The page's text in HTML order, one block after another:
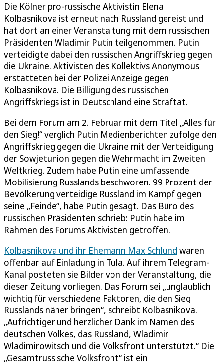
Die Kölner pro-russische Aktivistin Elena
Kolbasnikova ist erneut nach Russland gereist und
hat dort an einer Veranstaltung mit dem russischen
Präsidenten Wladimir Putin teilgenommen. Putin
verteidigte dabei den russischen Angriffskrieg gegen
die Ukraine. Aktivisten des Kollektivs Anonymous
erstatteten bei der Polizei Anzeige gegen
Kolbasnikova. Die Billigung des russischen
Angriffskriegs ist in Deutschland eine Straftat.
Bei dem Forum am 2. Februar mit dem Titel „Alles für
den Sieg!“ verglich Putin Medienberichten zufolge den
Angriffskrieg gegen die Ukraine mit der Verteidigung
der Sowjetunion gegen die Wehrmacht im Zweiten
Weltkrieg. Zudem habe Putin eine umfassende
Mobilisierung Russlands beschworen. 99 Prozent der
Bevölkerung verteidige Russland im Kampf gegen
seine „Feinde“, habe Putin gesagt. Das Büro des
russischen Präsidenten schrieb: Putin habe im
Rahmen des Forums Aktivisten getroffen.
Kolbasnikova und ihr Ehemann Max Schlund waren
offenbar auf Einladung in Tula. Auf ihrem Telegram-
Kanal posteten sie Bilder von der Veranstaltung, die
dieser Zeitung vorliegen. Das Forum sei „unglaublich
wichtig für verschiedene Faktoren, die den Sieg
Russlands näher bringen“, schreibt Kolbasnikova.
„Aufrichtiger und herzlicher Dank im Namen des
deutschen Volkes, das Russland, Wladimir
Wladimirowitsch und die Volksfront unterstützt.“ Die
„Gesamtrussische Volksfront“ ist ein